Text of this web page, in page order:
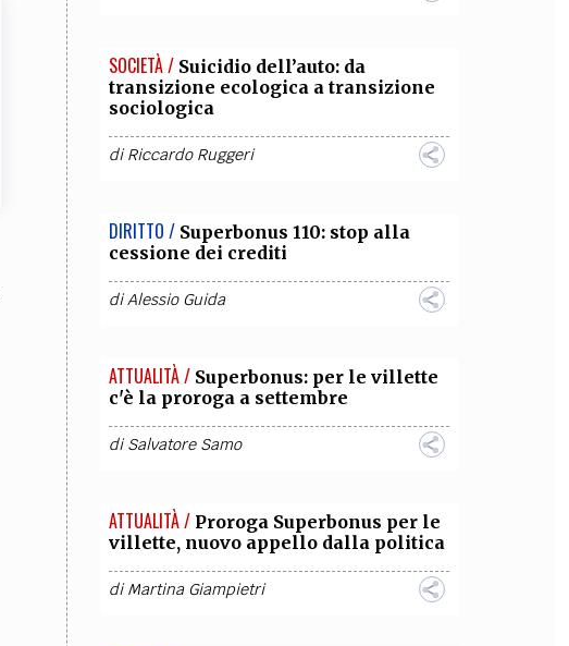
SOCIETÀ / Suicidio dell’auto: da
transizione ecologica a transizione
sociologica
diRiccardo Ruggeri
DIRITTO / Superbonus 110: stop alla
cessione dei crediti
diAlessio Guida
ATTUALITÀ / Superbonus: per le villette
c'è la proroga a settembre
diSalvatore Samo
ATTUALITÀ / Proroga Superbonus per le
villette, nuovo appello dalla politica
diMartina Giampietri